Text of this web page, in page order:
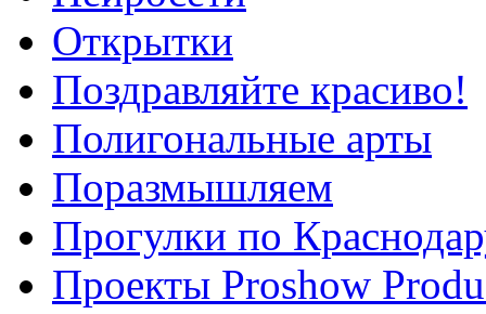
Открытки
Поздравляйте красиво!
Полигональные арты
Поразмышляем
Прогулки по
Проекты Proshow